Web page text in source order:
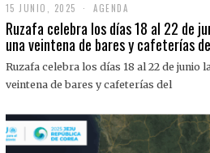
15 JUNIO, 2025
J
U
I
O
0
2
5
AGENDA
Ruzafa celebra los días 18 al 22 de
una veintena de bares y cafeterías
Ruzafa celebra los días 18 al 22 de junio
veintena de bares y cafeterías del